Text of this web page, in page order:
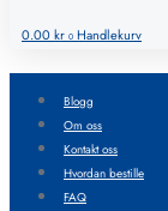
0.00kr 0 Handlekurv
Blogg
Om oss
Kontakt oss
Hvordan bestille
FAQ